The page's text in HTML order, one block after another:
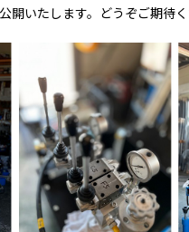
開いたします。どうぞご期待く